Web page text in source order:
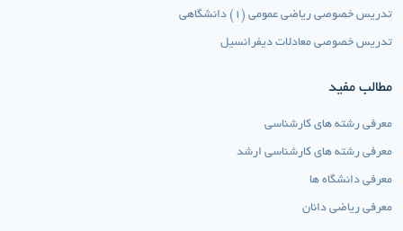
تدریس خصوصی ریاضی عمومی (1) دانشگاهی
تدریس خصوصی معادلات دیفرانسیل
مطالب مفید
معرفی رشته های کارشناسی
معرفی رشته های کارشناسی ارشد
معرفی دانشگاه ها
معرفی ریاضی دانان